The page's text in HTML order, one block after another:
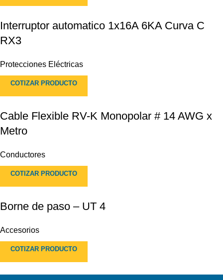
Interruptor automatico 1x16A 6KA Curva C
RX3
Protecciones Eléctricas
COTIZAR PRODUCTO
Cable Flexible RV-K Monopolar # 14 AWG x
Metro
Conductores
COTIZAR PRODUCTO
Borne de paso – UT 4
Accesorios
COTIZAR PRODUCTO